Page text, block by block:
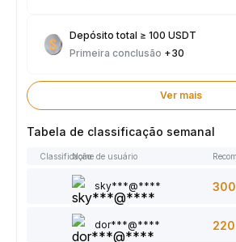
Depósito total ≥ 100 USDT
Primeira conclusão +30
Ver mais
Tabela de classificação semanal
ClassificaçãoNome de usuário
sky***@**** 300
dor***@**** 220